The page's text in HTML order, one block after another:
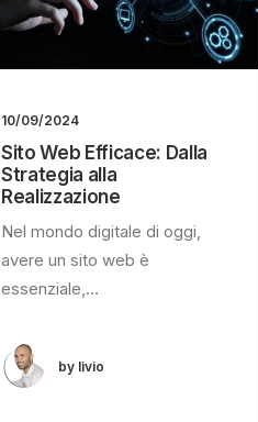
10/09/2024
Sito Web Efficace: Dalla
Strategia alla
Realizzazione
Nel mondo digitale di oggi,
avere un sito web è
essenziale,…
by livio